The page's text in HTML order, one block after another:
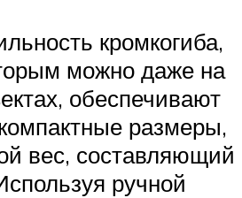
кромкогиба,
можно даже на
обеспечивают
размеры,
вес, составляющий
ручной